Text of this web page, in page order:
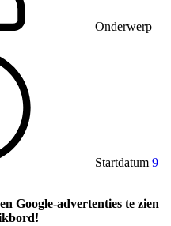
Onderwerp
Startdatum 9
Google-advertenties te zien